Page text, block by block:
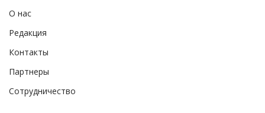
О нас
Редакция
Контакты
Партнеры
Сотрудничество